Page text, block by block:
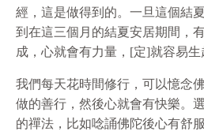
經，這是做得到的。一旦這個結
到在這三個月的結夏安居期間，
成，心就會有力量，[定]就容易生
我們每天花時間修行，可以憶念
做的善行，然後心就會有快樂。
的禪法，比如唸誦佛陀後心有舒